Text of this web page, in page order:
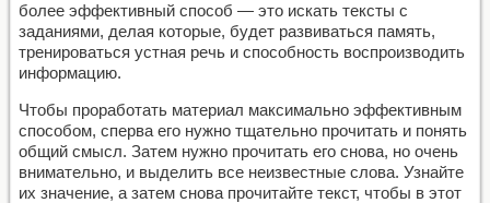
более эффективный способ — это искать тексты с
заданиями, делая которые, будет развиваться память,
тренироваться устная речь и способность воспроизводить
информацию.
Чтобы проработать материал максимально эффективным
способом, сперва его нужно тщательно прочитать и понять
общий смысл. Затем нужно прочитать его снова, но очень
внимательно, и выделить все неизвестные слова. Узнайте
их значение, а затем снова прочитайте текст, чтобы в этот